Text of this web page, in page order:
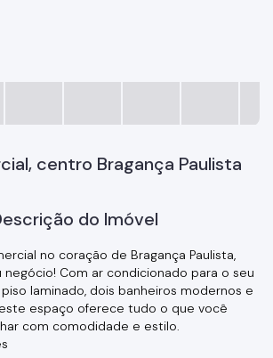
centro Bragança Paulista
do Imóvel
no coração de Bragança Paulista,
Com ar condicionado para o seu
laminado, dois banheiros modernos e
espaço oferece tudo o que você
com comodidade e estilo.